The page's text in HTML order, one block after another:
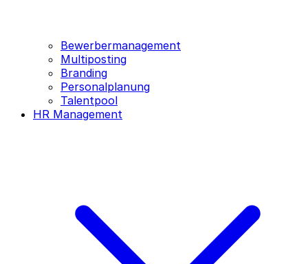
Bewerbermanagement
Multiposting
Branding
Personalplanung
Talentpool
HR Management